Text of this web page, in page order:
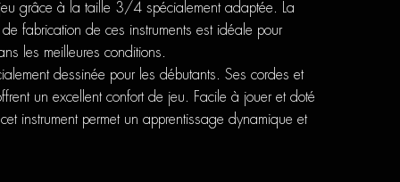
grâce à la taille 3/4 spécialement adaptée. La
fabrication de ces instruments est idéale pour
les meilleures conditions.
dessinée pour les débutants. Ses cordes et
un excellent confort de jeu. Facile à jouer et doté
instrument permet un apprentissage dynamique et